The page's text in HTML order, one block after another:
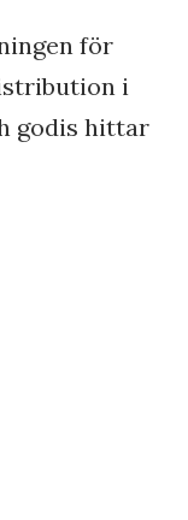
för
i
godis hittar